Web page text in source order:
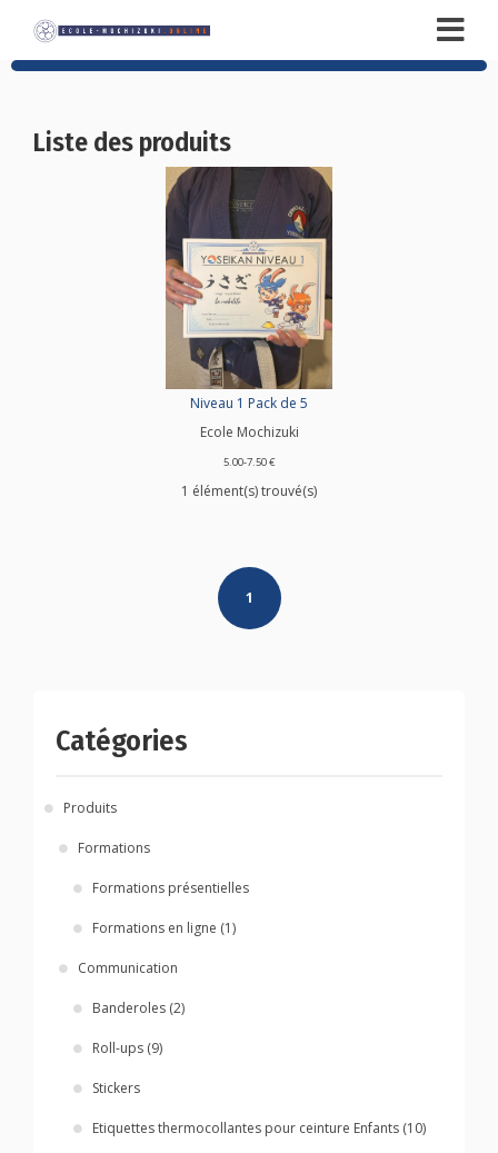
Liste des produits
Niveau 1 Pack de 5
Ecole Mochizuki
5.00-7.50 €
1 élément(s) trouvé(s)
1
Catégories
Produits
Formations
Formations présentielles
Formations en ligne (1)
Communication
Banderoles (2)
Roll-ups (9)
Stickers
Etiquettes thermocollantes pour ceinture Enfants (10)